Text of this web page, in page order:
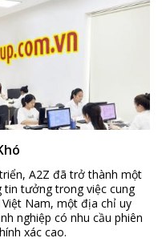
A2Z đã trở thành một
tin tưởng trong việc cung
Nam, một địa chỉ uy
nghiệp có nhu cầu phiên
xác cao.